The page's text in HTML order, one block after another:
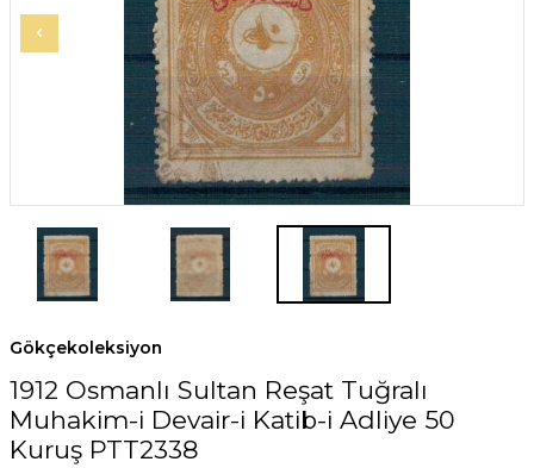
Gökçekoleksiyon
1912 Osmanlı Sultan Reşat Tuğralı
Muhakim-i Devair-i Katib-i Adliye 50
Kuruş PTT2338